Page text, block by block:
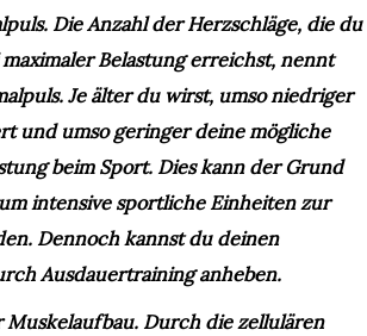
Die Anzahl der Herzschläge, die du
Belastung erreichst, nennt
Je älter du wirst, umso niedriger
und umso geringer deine mögliche
beim Sport. Dies kann der Grund
intensive sportliche Einheiten zur
Dennoch kannst du deinen
Ausdauertraining anheben.
Muskelaufbau. Durch die zellulären